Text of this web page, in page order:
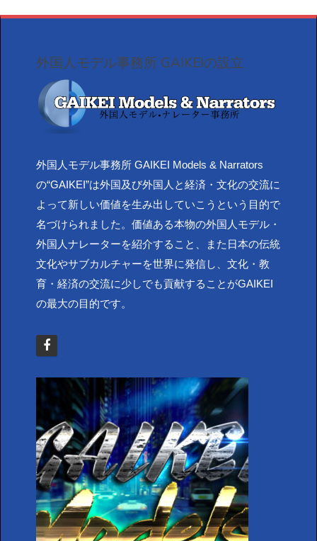
外国人モデル事務所 GAIKEIの設立
外国人モデル事務所 GAIKEI Models & Narrators
の“GAIKEI”は外国及び外国人と経済・文化の交流に
よって新しい価値を生み出していこうという目的で
名づけられました。価値ある本物の外国人モデル・
外国人ナレーターを紹介すること、また日本の伝統
文化やサブカルチャーを世界に発信し、文化・教
育・経済の交流に少しでも貢献することがGAIKEI
の最大の目的です。